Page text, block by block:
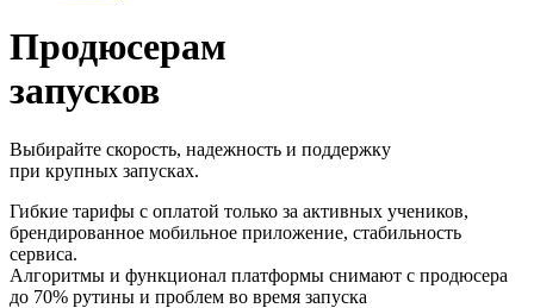
Продюсерам
запусков
Выбирайте скорость, надежность и поддержку
при крупных запусках.
Гибкие тарифы с оплатой только за активных учеников,
брендированное мобильное приложение, стабильность
сервиса.
Алгоритмы и функционал платформы снимают с продюсера
до 70% рутины и проблем во время запуска